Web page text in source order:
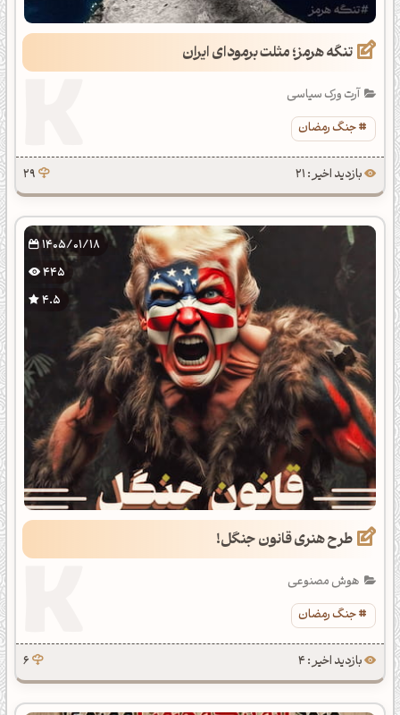
تنگه هرمز؛ مثلت برمودای ایران
آرت ورک سیاسی
جنگ رمضان
بازدید اخیر : 21 29
1405/01/18
445
4.5
طرح هنری قانون جنگل!
هوش مصنوعی
جنگ رمضان
بازدید اخیر : 4 6